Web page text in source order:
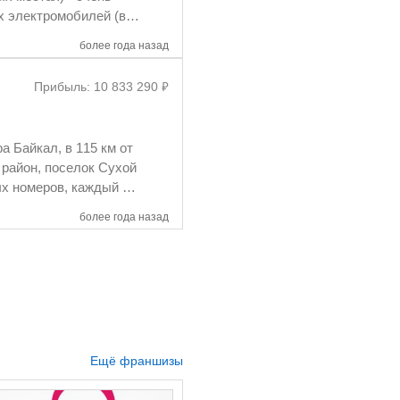
более года назад
которое ещё не
при 100%
Отвечу на
Прибыль: 10 833 290₽
более года назад
Байкал, в 115 км от
Ещё франшизы